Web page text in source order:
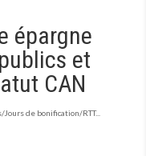
épargne
et
CAN
de bonification/RTT...